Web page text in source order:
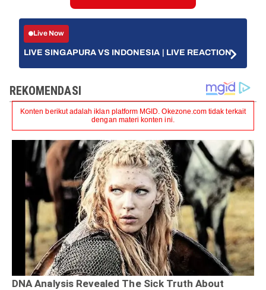
Live Now
LIVE SINGAPURA VS INDONESIA | LIVE REACTION